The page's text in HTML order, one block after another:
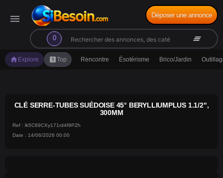
menu
0
search clear_all
Déposer une annonce
home Explore looks_oneTop Rencontre Ésotérisme Brico/Jardin
CLÉ SERRE-TUBES SUÉDOISE 45° BERYLLIUMPLUS 1.1/2",
300MM
Ref : lk5C69CXy171rd4f9PZh
Date : 14/06/2026 00:00